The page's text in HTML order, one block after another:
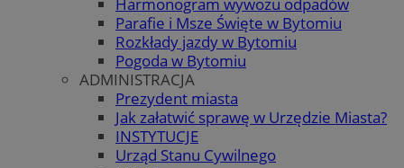
Parafie i Msze Święte w Bytomiu
Rozkłady jazdy w Bytomiu
Pogoda w Bytomiu
ADMINISTRACJA
Prezydent miasta
Jak załatwić sprawę w Urzędzie Miasta?
INSTYTUCJE
Urząd Stanu Cywilnego